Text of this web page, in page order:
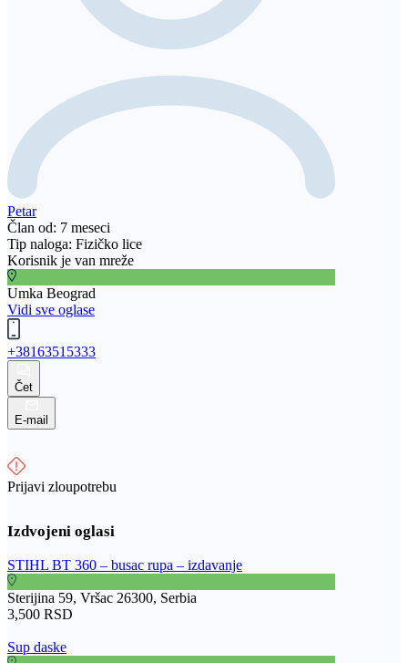
Petar
Član od: 7 meseci
Tip naloga: Fizičko lice
Korisnik je van mreže
Umka Beograd
Vidi sve oglase
+38163515333
Čet
E-mail
Prijavi zloupotrebu
STIHL BT 360 – busac rupa – izdavanje
Sterijina 59, Vršac 26300, Serbia
3,500 RSD
Sup daske